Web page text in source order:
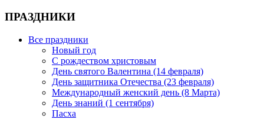
ПРАЗДНИКИ
Все праздники
Новый год
С рождеством христовым
День святого Валентина (14 февраля)
День защитника Отечества (23 февраля)
Международный женский день (8 Марта)
День знаний (1 сентября)
Пасха